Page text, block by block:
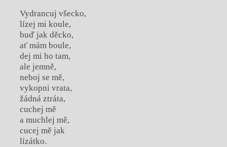
Vydrancuj všecko,
lízej mi koule,
buď jak děcko,
ať mám boule,
dej mi ho tam,
ale jemně,
neboj se mě,
vykopni vrata,
žádná ztráta,
cuchej mě
a muchlej mě,
cucej mě jak
lízátko.